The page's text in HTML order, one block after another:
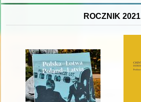
ROCZNIK 2021